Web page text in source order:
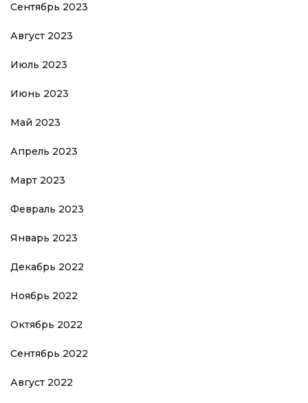
Сентябрь 2023
Август 2023
Июль 2023
Июнь 2023
Май 2023
Апрель 2023
Март 2023
Февраль 2023
Январь 2023
Декабрь 2022
Ноябрь 2022
Октябрь 2022
Сентябрь 2022
Август 2022